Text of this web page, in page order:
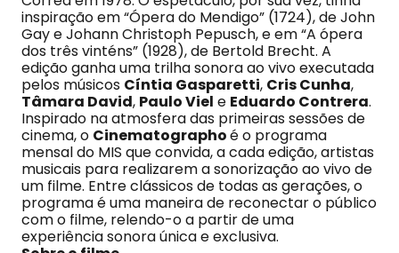
inspiração em “Ópera do Mendigo” (1724), de John
Gay e Johann Christoph Pepusch, e em “A ópera
dos três vinténs” (1928), de Bertold Brecht. A
edição ganha uma trilha sonora ao vivo executada
pelos músicos Cíntia Gasparetti, Cris Cunha,
Tâmara David, Paulo Viel e Eduardo Contrera.
Inspirado na atmosfera das primeiras sessões de
cinema, o Cinematographoé o programa
mensal do MIS que convida, a cada edição, artistas
musicais para realizarem a sonorização ao vivo de
um filme. Entre clássicos de todas as gerações, o
programa é uma maneira de reconectar o público
com o filme, relendo-o a partir de uma
experiência sonora única e exclusiva.